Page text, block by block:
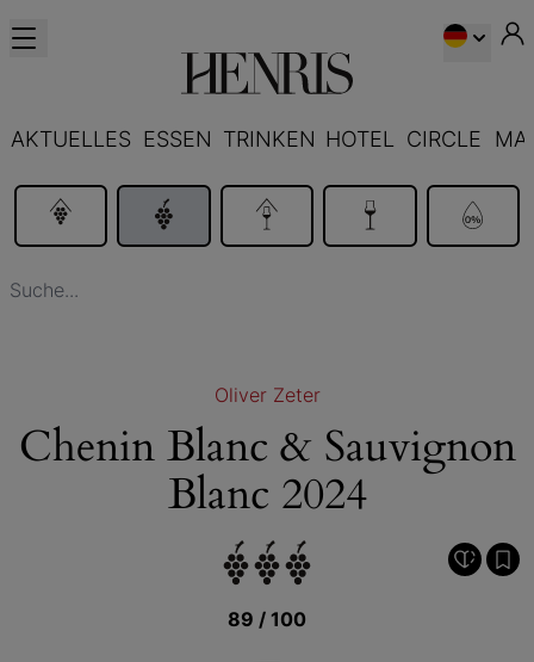
AKTUELLES ESSEN TRINKEN HOTEL CIRCLE
Oliver Zeter
Chenin Blanc & Sauvignon
Blanc 2024
89 / 100